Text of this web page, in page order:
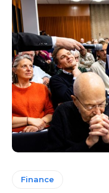
Finance